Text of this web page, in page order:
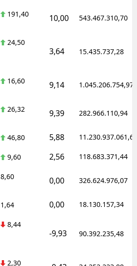
191,40 10,00 543.467.310,70
24,50
3,64 15.435.737,28
16,60 9,14 1.045.206.754,97
26,32 9,39 282.966.110,94
46,80 5,88 11.230.937.061,62
9,60 2,56 118.683.371,44
8,60 0,00 326.624.976,07
1,64 0,00 18.130.157,34
8,44
-9,93 90.392.235,48
2,30